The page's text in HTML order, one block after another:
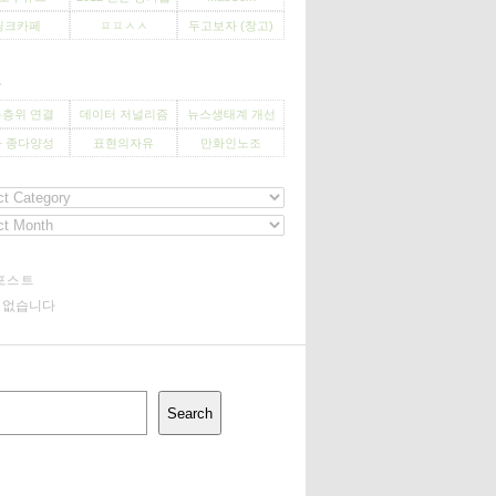
크카페 ㅍㅍㅅㅅ 두고보자 (창고)
위 연결 데이터 저널리즘 뉴스생태계 개선
종다양성 표현의자유 만화인노조
스트
없습니다
Search